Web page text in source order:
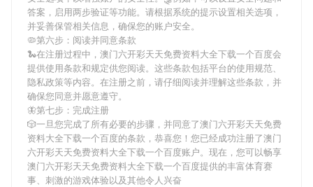
答案，启用两步验证等功能。请根据系统的提示设置相关选项，
并妥善保管相关信息，确保您的账户安全。
🦠第六步：阅读并同意条款
🐍在注册过程中， 澳门六开彩天天免费资料大全下载一个百度会
提供使用条款和规定供您阅读。这些条款包括平台的使用规范、
隐私政策等内容。在注册之前，请仔细阅读并理解这些条款，并
确保您同意并愿意遵守。
🦋第七步：完成注册
🎲一旦您完成了所有必要的步骤，并同意了澳门六开彩天天免费
资料大全下载一个百度的条款，恭喜您！您已经成功注册了澳门
六开彩天天免费资料大全下载一个百度账户。现在，您可以畅享
澳门六开彩天天免费资料大全下载一个百度提供的丰富体育赛
事、刺激的游戏体验以及其他令人兴奋